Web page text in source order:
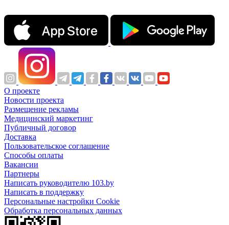
О проекте
Новости проекта
Размещение рекламы
Медицинский маркетинг
Публичный договор
Доставка
Пользовательское соглашение
Способы оплаты
Вакансии
Партнеры
Написать руководителю 103.by
Написать в поддержку
Персональные настройки Cookie
Обработка персональных данных